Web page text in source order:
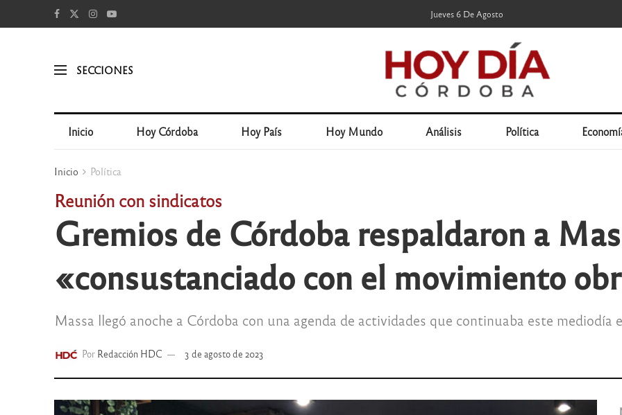
Jueves 6 De Agosto
SECCIONES
Inicio Hoy Córdoba Hoy País Hoy Mundo Análisis Política
Inicio Política
Reunión con sindicatos
Gremios de Córdoba respaldaron a
«consustanciado con el movimiento
Massa llegó anoche a Córdoba con una agenda de actividades que continuaba este
Por Redacción HDC 3 de agosto de 2023